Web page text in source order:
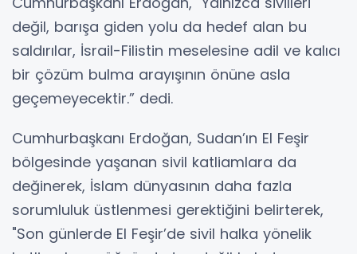
değil, barışa giden yolu da hedef alan bu
saldırılar, İsrail-Filistin meselesine adil ve kalıcı
bir çözüm bulma arayışının önüne asla
geçemeyecektir.” dedi.
Cumhurbaşkanı Erdoğan, Sudan’ın El Feşir
bölgesinde yaşanan sivil katliamlara da
değinerek, İslam dünyasının daha fazla
sorumluluk üstlenmesi gerektiğini belirterek,
"Son günlerde El Feşir’de sivil halka yönelik